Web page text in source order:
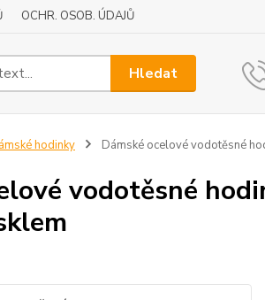
OCHR. OSOB. ÚDAJŮ
Hledat
hodinky Dámské ocelové vodotěsné
vodotěsné